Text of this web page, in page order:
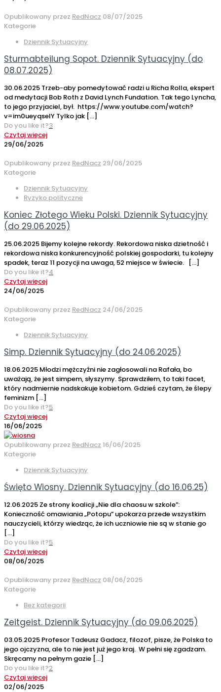
Opublikowany przez RedNacz 08/07/2025
Kategorie
Dziennik Sytuacyjny
Sturmabteilung Sopot. Dziennik Sytuacyjny (do
08.07.2025)
30.06.2025 Trzeb-aby pomedytować radzi u Richa Rolla, ekspert
od medytacji Bob Roth z David Lynch Fundation. Tak tego Lyncha,
to jego przyjaciel, był. https://www.youtube.com/watch?
v=im0ueyqselY Tylko jak […]
Do you like it?3
Czytaj więcej
29/06/2025
Opublikowany przez RedNacz 29/06/2025
Kategorie
Dziennik Sytuacyjny
Ryzyko polityczne
Koniec Złotego Wieku Polski. Dziennik Sytuacyjny
(do 29.06.2025)
25.06.2025 Bijemy kolejne rekordy. Rekordowa niska dzietność i
rekordowa niska konkurencyjność polskiej gospodarki, tu kolejny
spadek, teraz 11 pozycji na uwaga, 52 miejsce w świecie.
[…]
Do you like it?4
Czytaj więcej
24/06/2025
Opublikowany przez RedNacz 24/06/2025
Kategorie
Dziennik Sytuacyjny
Simp. Dziennik Sytuacyjny (do 24.06.2025)
18.06.2025 Młodzi mężczyźni nie zagłosowali na Rafała, bo
uważają, że jest simpem, słyszymy. Sprawdziłem, to taki facet,
który nadmiernie nadskakuje kobietom. Gdzieś czytam, że ślepy
feminizm […]
Do you like it?5
Czytaj więcej
16/06/2025
Opublikowany przez RedNacz 16/06/2025
Kategorie
Dziennik Sytuacyjny
Święto Wiosny. Dziennik Sytuacyjny (do 16.06.25)
12.06.2025 Ze strony koalicji „Nie dla chaosu w szkole”:
Konieczność omawiania „Potopu” upokarza przede wszystkim
nauczycieli, którzy wiedząc, że ich uczniowie nie są w stanie go
[…]
Do you like it?5
Czytaj więcej
08/06/2025
Opublikowany przez RedNacz 08/06/2025
Kategorie
Bez kategorii
Zeitgeist. Dziennik Sytuacyjny (do 09.06.2025)
03.05.2025 Profesor Tadeusz Gadacz, filozof, pisze, że Polska to
jego ojczyzna, ale to nie jest już jego kraj. W pełni się zgadzam.
Skręcamy na pełnym gazie […]
Do you like it?2
Czytaj więcej
02/06/2025